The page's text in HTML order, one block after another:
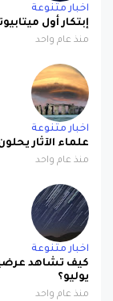
اخبار متنوعة
إبتكار أول
منذ عام واحد
اخبار متنوعة
علماء الآثار
منذ عام واحد
اخبار متنوعة
كيف تشاهد
يوليو؟
منذ عام واحد